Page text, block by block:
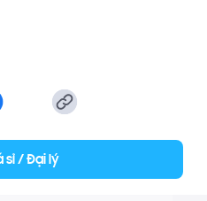
sỉ / Đại lý